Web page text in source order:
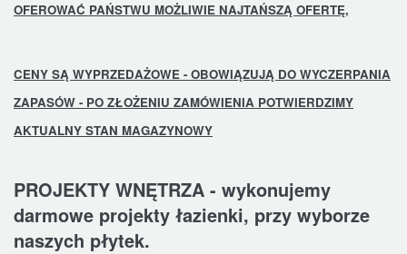
OFEROWAĆ PAŃSTWU MOŻLIWIE NAJTAŃSZĄ OFERTĘ,
CENY SĄ WYPRZEDAŻOWE - OBOWIĄZUJĄ DO WYCZERPANIA
ZAPASÓW - PO ZŁOŻENIU ZAMÓWIENIA POTWIERDZIMY
AKTUALNY STAN MAGAZYNOWY
PROJEKTY WNĘTRZA - wykonujemy
darmowe projekty łazienki, przy wyborze
naszych płytek.